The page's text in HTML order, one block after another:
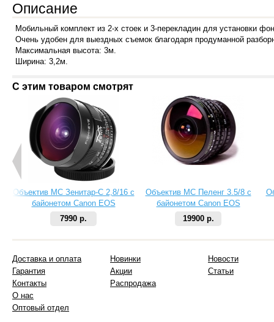
Описание
Мобильный комплект из 2-х стоек и 3-перекладин для установки
Очень удобен для выездных съемок благодаря продуманной
Максимальная высота: 3м.
Ширина: 3,2м.
С этим товаром смотрят
Объектив МС Зенитар-C 2,8/16 с
байонетом Canon EOS
7990 р.
Объектив МС Пеленг 3.5/8 с
байонетом Canon EOS
19900 р.
Доставка и оплата
Гарантия
Контакты
О нас
Оптовый отдел
Новинки
Акции
Распродажа
Новости
Статьи